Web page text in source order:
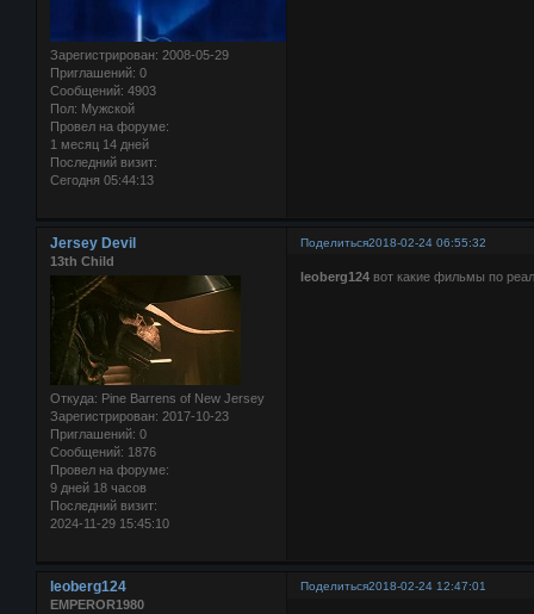
Зарегистрирован: 2008-05-29
Приглашений: 0
Сообщений: 4903
Пол: Мужской
Провел на форуме:
1 месяц 14 дней
Последний визит:
Сегодня 05:44:13
Поделиться2018-02-24 06:55:32
Jersey Devil
13th Child
Откуда: Pine Barrens of New Jersey
Зарегистрирован: 2017-10-23
Приглашений: 0
Сообщений: 1876
Провел на форуме:
9 дней 18 часов
Последний визит:
2024-11-29 15:45:10
leoberg124 вот какие фильмы по
Поделиться2018-02-24 12:47:01
leoberg124
EMPEROR1980